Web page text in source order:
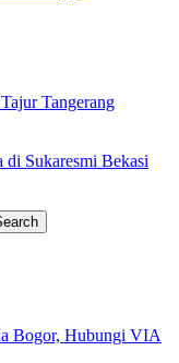
Tangerang
Sukaresmi Bekasi
Bogor, Hubungi VIA